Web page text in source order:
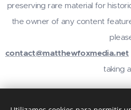
preserving rare material for
the owner of any content
contact@matthewfoxmedia.net
taking